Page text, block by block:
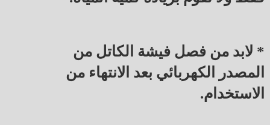
* لابد من فصل فيشة الكاتل من
المصدر الكهربائي بعد الانتهاء من
الاستخدام.